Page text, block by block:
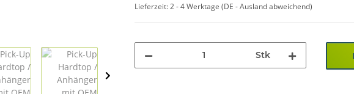
Lieferzeit:2 - 4 Werktage (DE - Ausland abweichend)
Stk